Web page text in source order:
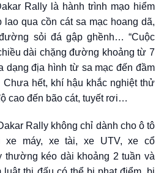
Rally là hành trình mạo hiểm
qua cồn cát sa mạc hoang dã,
sỏi đá gập ghềnh… “Cuộc
dài chặng đường khoảng từ 7
dạng địa hình từ sa mạc đến đầm
hết, khí hậu khắc nghiệt thử
cao đến bão cát, tuyết rơi…
Rally không chỉ dành cho ô tô
xe máy, xe tài, xe UTV, xe cổ
kéo dài khoảng 2 tuần và